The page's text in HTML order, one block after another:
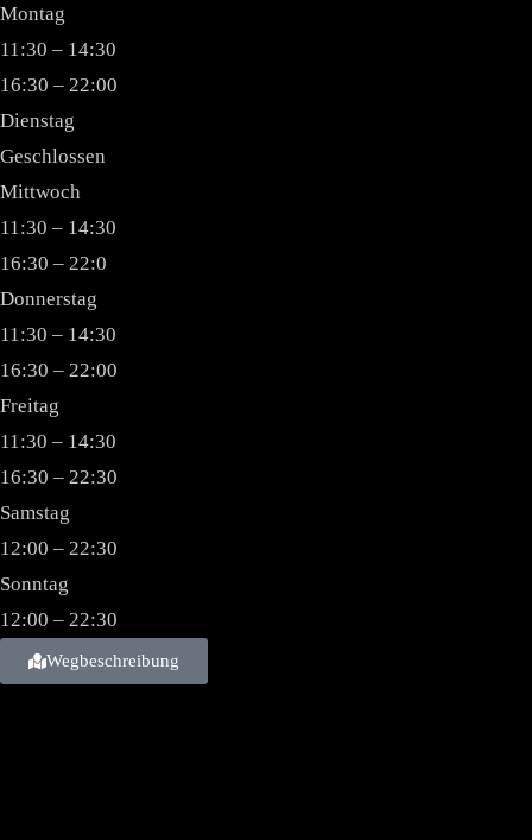
Montag
11:30 – 14:30
16:30 – 22:00
Dienstag
Geschlossen
Mittwoch
11:30 – 14:30
16:30 – 22:0
Donnerstag
11:30 – 14:30
16:30 – 22:00
Freitag
11:30 – 14:30
16:30 – 22:30
Samstag
12:00 – 22:30
Sonntag
12:00 – 22:30
Wegbeschreibung